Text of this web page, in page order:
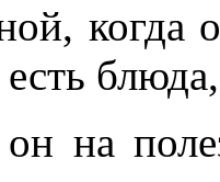
когда
он на